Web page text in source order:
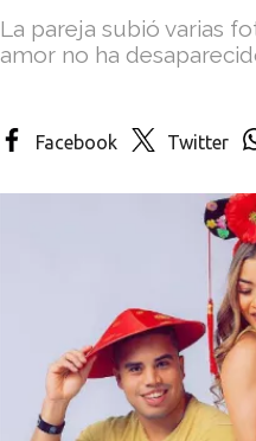
La pareja subió varias
amor no ha
Facebook Twitter